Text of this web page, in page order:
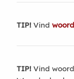
TIP!Vind
TIP!Vind